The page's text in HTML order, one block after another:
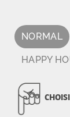
NORMAL
HAPPY